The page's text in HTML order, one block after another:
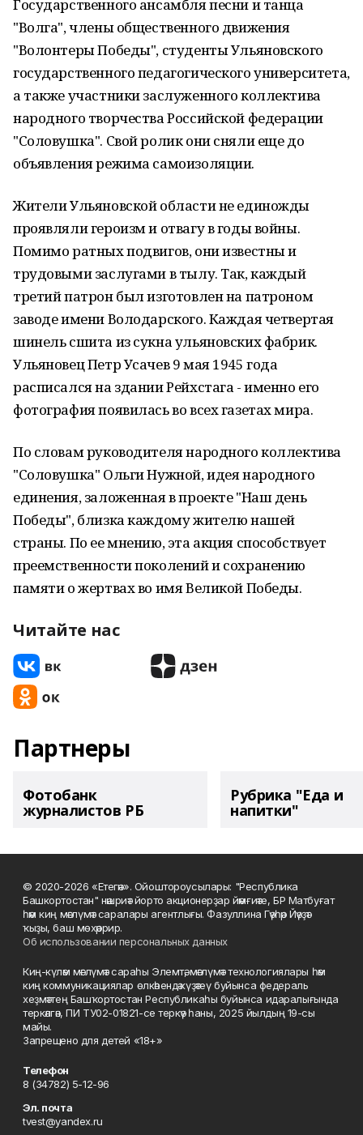
Государственного ансамбля песни и танца
"Волга", члены общественного движения
"Волонтеры Победы", студенты Ульяновского
государственного педагогического университета,
а также участники заслуженного коллектива
народного творчества Российской федерации
"Соловушка". Свой ролик они сняли еще до
объявления режима самоизоляции.
Жители Ульяновской области не единожды
проявляли героизм и отвагу в годы войны.
Помимо ратных подвигов, они известны и
трудовыми заслугами в тылу. Так, каждый
третий патрон был изготовлен на патроном
заводе имени Володарского. Каждая четвертая
шинель сшита из сукна ульяновских фабрик.
Ульяновец Петр Усачев 9 мая 1945 года
расписался на здании Рейхстага - именно его
фотография появилась во всех газетах мира.
По словам руководителя народного коллектива
"Соловушка" Ольги Нужной, идея народного
единения, заложенная в проекте "Наш день
Победы", близка каждому жителю нашей
страны. По ее мнению, эта акция способствует
преемственности поколений и сохранению
памяти о жертвах во имя Великой Победы.
Читайте нас
Партнеры
Фотобанк
журналистов РБ
Рубрика "Еда и
напитки"
© 2020-2026 «Етегән». Ойоштороусылары: "Республика
Башкортостан" нәшриәт йорто акционерҙар йәмғиәте, БР Матбуғат
һәм киң мәғлүмәт саралары агентлығы. Фазуллина Гәүһәр Йәүҙәт
ҡыҙы, баш мөхәррир.
Об использовании персональных данных
Киң-күләм мәғлүмәт сараһы Элемтә, мәғлүмәт технологиялары һәм
киң коммуникациялар өлкәһендә күҙәтеү буйынса федераль
хеҙмәттең Башҡортостан Республикаһы буйынса идаралығында
теркәлгән, ПИ ТУ02-01821-се теркәү һаны, 2025 йылдың 19-сы
майы.
Запрещено для детей «18+»
Телефон
8 (34782) 5-12-96
Эл. почта
tvest@yandex.ru